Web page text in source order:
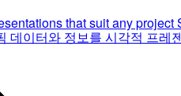
that suit any project
데이터와 정보를 시각적 프레